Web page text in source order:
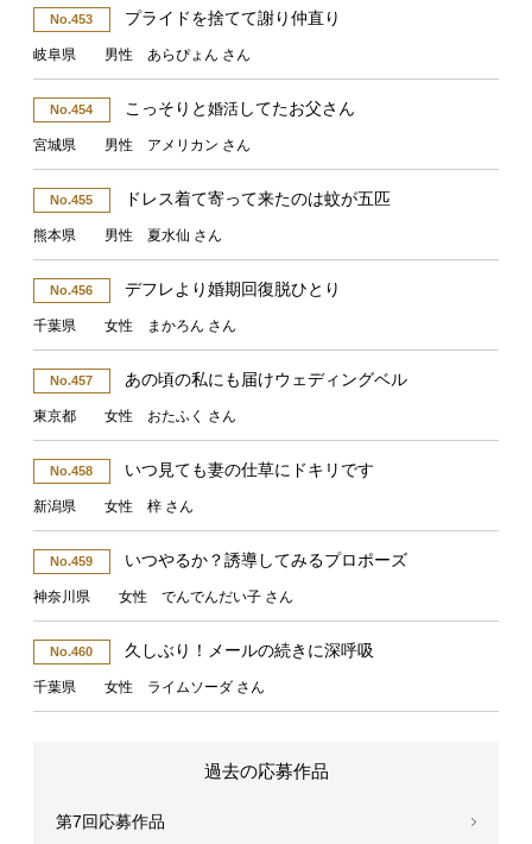
No.453 プライドを捨てて謝り仲直り
岐阜県 男性 あらぴょん さん
No.454 こっそりと 婚活してたお父さん
宮城県 男性 アメリカン さん
No.455 ドレス着て寄って来たのは蚊が五匹
熊本県 男性 夏水仙 さん
No.456 デフレより婚期回復脱ひとり
千葉県 女性 まかろん さん
No.457 あの頃の私にも届けウェディングベル
東京都 女性 おたふく さん
No.458 いつ見ても妻の仕草にドキリです
新潟県 女性 梓 さん
No.459 いつやるか？誘導してみるプロポーズ
神奈川県 女性 でんでんだい子 さん
No.460 久しぶり！メールの続きに深呼吸
千葉県 女性 ライムソーダ さん
過去の応募作品
第7回応募作品